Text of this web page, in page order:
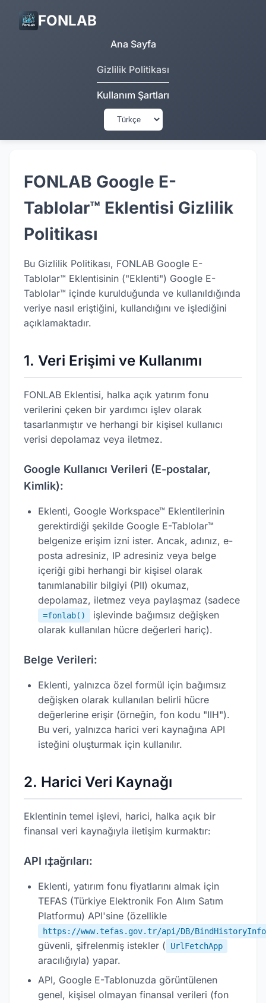
FONLAB
Ana Sayfa
Gizlilik Politikası
Kullanım Şartları
FONLAB Google E-
Tablolar™ Eklentisi Gizlilik
Politikası
Bu Gizlilik Politikası, FONLAB Google E-
Tablolar™ Eklentisinin ("Eklenti") Google E-
Tablolar™ içinde kurulduğunda ve kullanıldığında
veriye nasıl eriştiğini, kullandığını ve işlediğini
açıklamaktadır.
1. Veri Erişimi ve Kullanımı
FONLAB Eklentisi, halka açık yatırım fonu
verilerini çeken bir yardımcı işlev olarak
tasarlanmıştır ve herhangi bir kişisel kullanıcı
verisi depolamaz veya iletmez.
Google Kullanıcı Verileri (E-postalar,
Kimlik):
Eklenti, Google Workspace™ Eklentilerinin
gerektirdiği şekilde Google E-Tablolar™
belgenize erişim izni ister. Ancak, adınız, e-
posta adresiniz, IP adresiniz veya belge
içeriği gibi herhangi bir kişisel olarak
tanımlanabilir bilgiyi (PII) okumaz,
depolamaz, iletmez veya paylaşmaz (sadece
=fonlab()
işlevinde bağımsız değişken
olarak kullanılan hücre değerleri hariç).
Belge Verileri:
Eklenti, yalnızca özel formül için bağımsız
değişken olarak kullanılan belirli hücre
değerlerine erişir (örneğin, fon kodu "IIH").
Bu veri, yalnızca harici veri kaynağına API
isteğini oluşturmak için kullanılır.
2. Harici Veri Kaynağı
Eklentinin temel işlevi, harici, halka açık bir
finansal veri kaynağıyla iletişim kurmaktır:
API ı‡ağrıları:
Eklenti, yatırım fonu fiyatlarını almak için
TEFAS (Türkiye Elektronik Fon Alım Satım
Platformu) API'sine (özellikle
https://www.tefas.gov.tr/api/DB/BindHistoryInfo
güvenli, şifrelenmiş istekler ( UrlFetchApp
aracılığıyla) yapar.
API, Google E-Tablonuzda görüntülenen
genel, kişisel olmayan finansal verileri (fon